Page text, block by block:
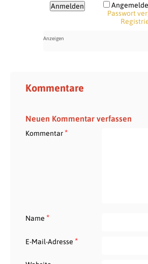
Passwort
Kommentare
Neuen Kommentar verfassen
Kommentar*
Name *
E-Mail-Adresse *